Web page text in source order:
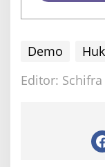
Demo
Editor: